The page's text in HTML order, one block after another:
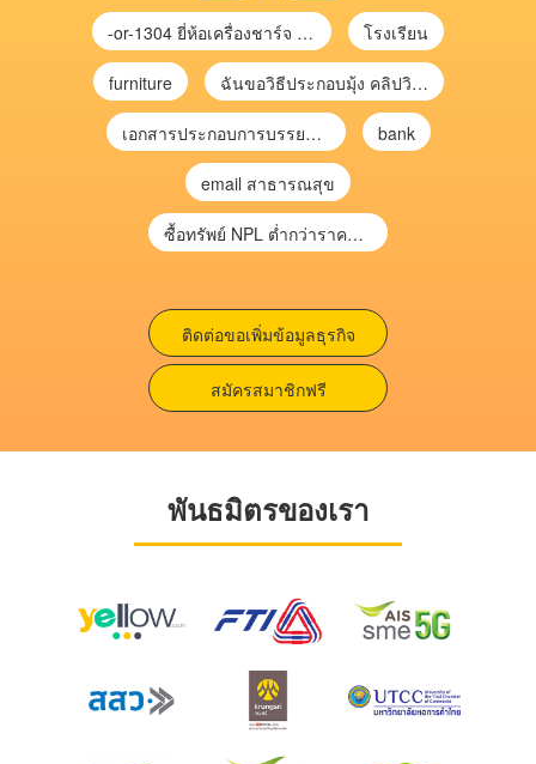
-or-1304 ยี่ห้อเครื่องชาร์จ chargecore โรงเรียน
furniture ฉันขอวิธีประกอบมุ้ง คลิปวิดีโอ การประกอบมุ้ง
เอกสารประกอบการบรรยาย การประเมินความเสี่ยงเพื่อวางแผนการตรวจสอบ \ bank
email สาธารณสุข
ซื้อทรัพย์ NPL ต่ำกว่าราคาตลาด 30-70% แบบไม่ต้องไปประมูล”
ติดต่อขอเพิ่มข้อมูลธุรกิจ
สมัครสมาชิกฟรี
พันธมิตรของเรา